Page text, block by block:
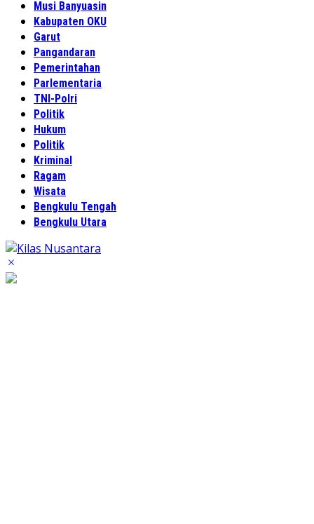
Musi Banyuasin
Kabupaten OKU
Garut
Pangandaran
Pemerintahan
Parlementaria
TNI-Polri
Politik
Hukum
Politik
Kriminal
Ragam
Wisata
Bengkulu Tengah
Bengkulu Utara